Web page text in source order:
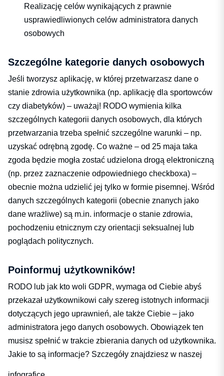
Realizację celów wynikających z prawnie
usprawiedliwionych celów administratora danych
osobowych
Szczególne kategorie danych osobowych
Jeśli tworzysz aplikację, w której przetwarzasz dane o
stanie zdrowia użytkownika (np. aplikację dla sportowców
czy diabetyków) – uważaj! RODO wymienia kilka
szczególnych kategorii danych osobowych, dla których
przetwarzania trzeba spełnić szczególne warunki – np.
uzyskać odrębną zgodę. Co ważne – od 25 maja taka
zgoda będzie mogła zostać udzielona drogą elektroniczną
(np. przez zaznaczenie odpowiedniego checkboxa) –
obecnie można udzielić jej tylko w formie pisemnej. Wśród
danych szczególnych kategorii (obecnie znanych jako
dane wrażliwe) są m.in. informacje o stanie zdrowia,
pochodzeniu etnicznym czy orientacji seksualnej lub
poglądach politycznych.
Poinformuj użytkowników!
RODO lub jak kto woli GDPR, wymaga od Ciebie abyś
przekazał użytkownikowi cały szereg istotnych informacji
dotyczących jego uprawnień, ale także Ciebie – jako
administratora jego danych osobowych. Obowiązek ten
musisz spełnić w trakcie zbierania danych od użytkownika.
Jakie to są informacje? Szczegóły znajdziesz w naszej